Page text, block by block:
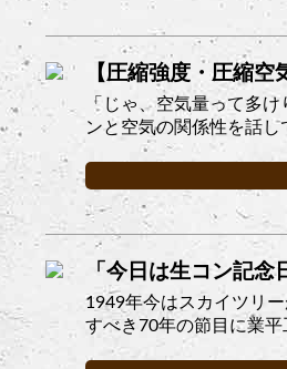
【圧縮強度・圧縮空
「じゃ、空気量って多
ンと空気の関係性を話
「今日は生コン記
1949年今はスカイツリ
すべき70年の節目に業